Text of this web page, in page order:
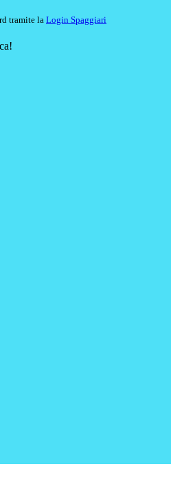
tramite la Login Spaggiari